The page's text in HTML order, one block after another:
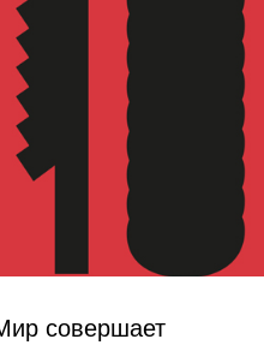
совершает